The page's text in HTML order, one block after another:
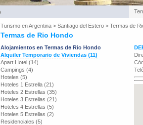
Turismo enArgentina > Santiago del Estero > Termas de
Termas de Rio Hondo
Alojamientos en Termas de Rio Hondo
Alquiler Temporario de Viviendas (11)
Apart Hotel (14)
Campings (4)
Hoteles (5)
Hoteles 1 Estrella (21)
Hoteles 2 Estrellas (35)
Hoteles 3 Estrellas (21)
Hoteles 4 Estrellas (5)
Hoteles 5 Estrellas (2)
Residenciales (5)